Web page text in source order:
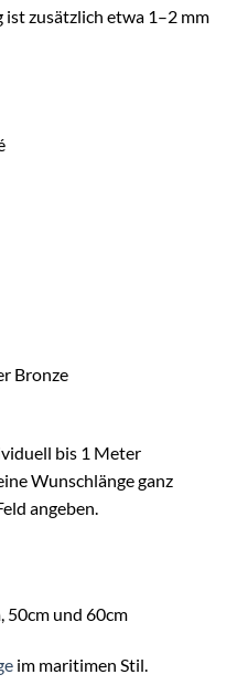
ist zusätzlich etwa 1–2 mm
Bronze
bis 1 Meter
Wunschlänge ganz
angeben.
50cm und 60cm
im maritimen Stil.